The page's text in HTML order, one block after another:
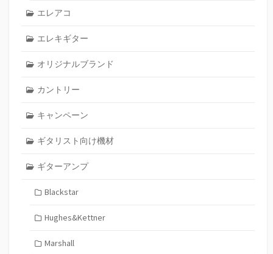
エレアコ
エレキギター
オリジナルブランド
カントリー
キャンペーン
ギタリスト向け機材
ギターアンプ
Blackstar
Hughes&Kettner
Marshall